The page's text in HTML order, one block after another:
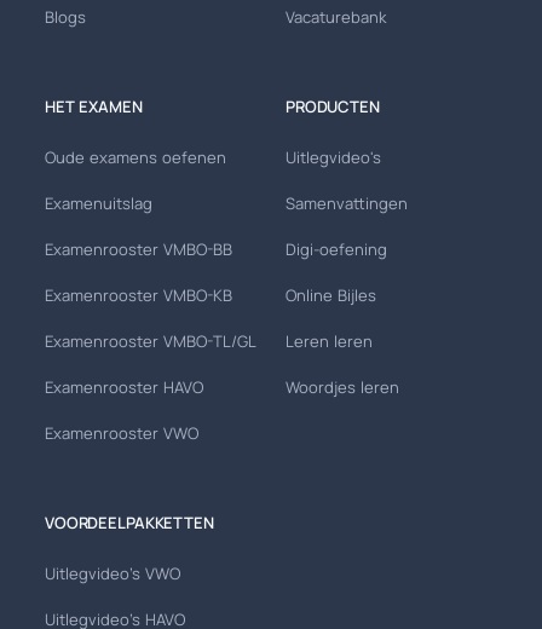
Blogs Vacaturebank
HET EXAMEN
Oude examens oefenen
Examenuitslag
Examenrooster VMBO-BB
Examenrooster VMBO-KB
Examenrooster VMBO-TL/GL
Examenrooster HAVO
Examenrooster VWO
PRODUCTEN
Uitlegvideo's
Samenvattingen
Digi-oefening
Online Bijles
Leren leren
Woordjes leren
VOORDEELPAKKETTEN
Uitlegvideo's VWO
Uitlegvideo's HAVO